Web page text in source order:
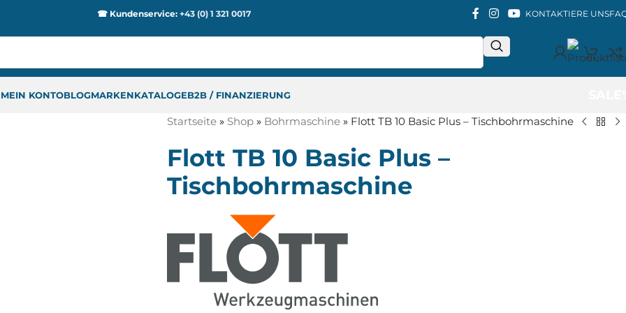
☎ Kundenservice:+43 (0) 1 321 0017 KONTAKTIERE UNS
MEIN KONTOBLOGMARKENKATALOGEB2B / FINANZIERUNG
Startseite » Shop » Bohrmaschine » Flott TB 10 Basic Plus – Tischbohrmaschine
Flott TB 10 Basic Plus –
Tischbohrmaschine